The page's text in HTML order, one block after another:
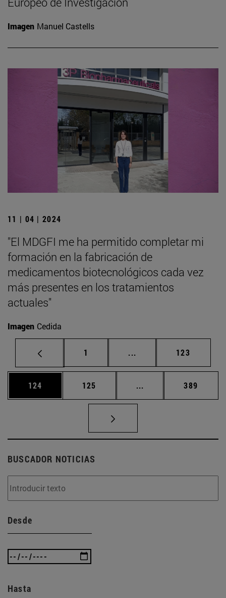
Imagen Manuel Castells
11 | 04 | 2024
"El MDGFI me ha permitido completar mi
formación en la fabricación de
medicamentos biotecnológicos cada vez
más presentes en los tratamientos
actuales"
Imagen Cedida
Página
1 ... Páginas intermedias
Página
123
Página
124 Página
125 ... Páginas intermedias
Página
389
BUSCADOR NOTICIAS
Desde
Hasta